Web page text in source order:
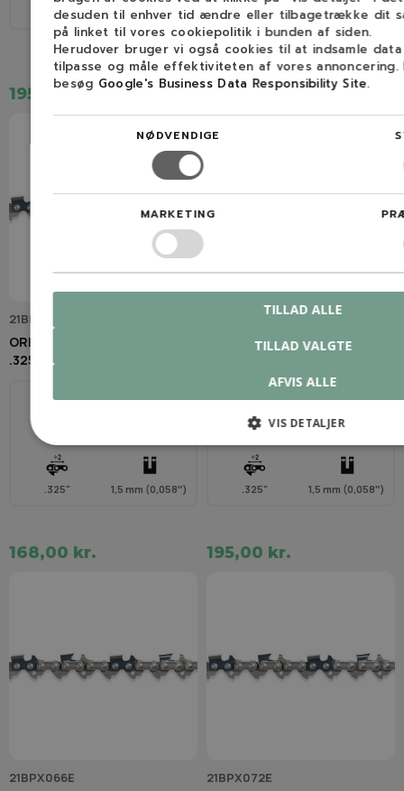
3/8" 1,5 mm (0,058″)
195,00 kr.
7
185,00 kr.
21BPX056E
OREGON 13" 21BPX Kæde
.325" / 1,5 mm / 56 led
.325" 1,5 mm (0,058″)
168,00 kr.
21BPX064E
OREGON 15" 21BPX Kæde
38 cm 64
.325" 1,5 mm (0,058″)
195,00 kr.
21BPX066E 21BPX072E
desuden til enhver tid ændre eller tilbagetrække dit
på linket til vores cookiepolitik i bunden af siden.
Herudover bruger vi også cookies til at indsamle
tilpasse og måle effektiviteten af vores annoncering.
besøg Google's Business Data Responsibility Site.
NØDVENDIGE
MARKETING
TILLAD VALGTE
TILLAD ALLE
AFVIS ALLE
VIS DETALJER